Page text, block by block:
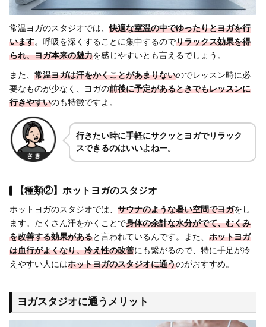
常温ヨガのスタジオでは、快適な室温の中でゆったりとヨガを行
います。呼吸を深くすることに集中するのでリラックス効果を得
られ、ヨガ本来の魅力を感じやすいとも言えるでしょう。
また、 常温ヨガは汗をかくことがあまりないのでレッスン時に必
要なものが少なく、ヨガの前後に予定があるときでもレッスンに
行きやすいのも特徴ですよ。
行きたい時に手軽にサクッとヨガでリラック
スできるのはいいよねー。
【種類②】ホットヨガのスタジオ
ホットヨガのスタジオでは、 サウナのような暑い空間でヨガをし
ます。たくさん汗をかくことで身体の余計な水分がでて、むくみ
を改善する効果があると言われているんです。また、 ホットヨガ
は血行がよくなり、冷え性の改善にも繋がるので、特に手足が冷
えやすい人にはホットヨガのスタジオに通うのがおすすめ。
ヨガスタジオに通うメリット